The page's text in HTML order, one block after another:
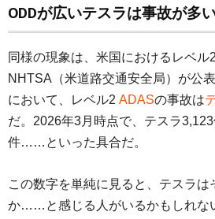
ODDが広いテスラは事故が多
同様の現象は、米国におけるレベル
NHTSA（米道路交通安全局）が公
において、レベル2 ADASの事故は
だ。2026年3月時点で、テスラ
件……といった具合だ。
この数字を単純に見ると、テスラは
か……と感じる人がいるかもしれな